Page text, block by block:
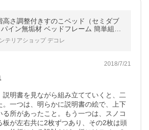
高さ調整付きすのこベッド（セミダブ
イン無垢材 ベッドフレーム 簡単組み
Scala-スカーラ- YOG
テリアショップ デコレ
2018/7/21
説明書を見ながら組み立てていくと、二
。一つは、明らかに説明書の絵で、上下
る所があったこと。もう一つは、スノコ
板が左右共に2枚ずつあり、その2枚は頭